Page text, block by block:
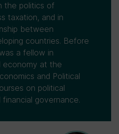
the politics of
taxation, and in
between
countries. Before
a fellow in
economy at the
and Political
on political
governance.